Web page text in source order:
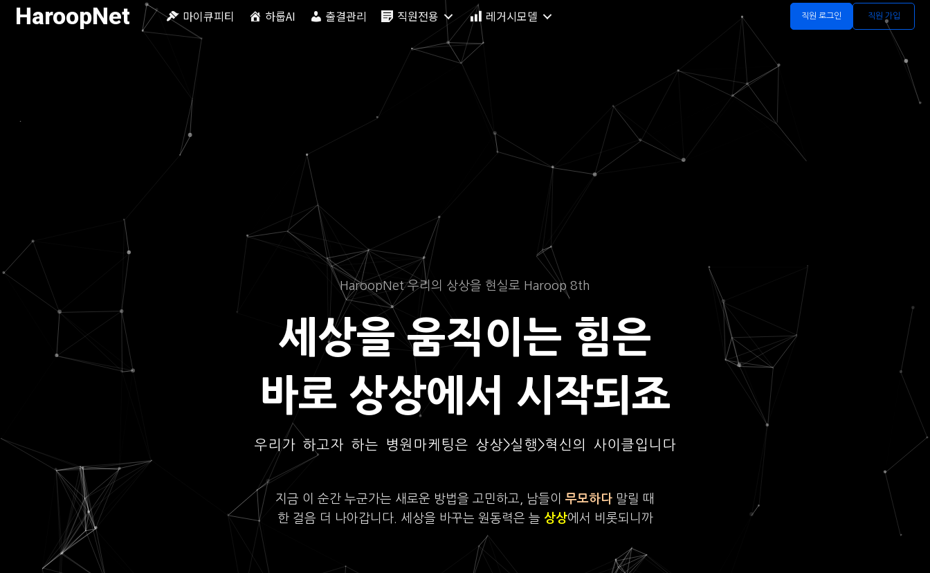
HaroopNet 마이큐피티 하룹AI 출결관리 직원전용 레거시모델 직원 로그인 직원 가입
HaroopNet 우리의 상상을 현실로 Haroop 8th
세상을 움직이는 힘은
바로 상상에서 시작되죠
우리가 하고자 하는 병원마케팅은 상상>실행>혁신의 사이클입니다
지금 이 순간 누군가는 새로운 방법을 고민하고, 남들이 무모하다 말릴 때
한 걸음 더 나아갑니다. 세상을 바꾸는 원동력은 늘 상상에서 비롯되니까